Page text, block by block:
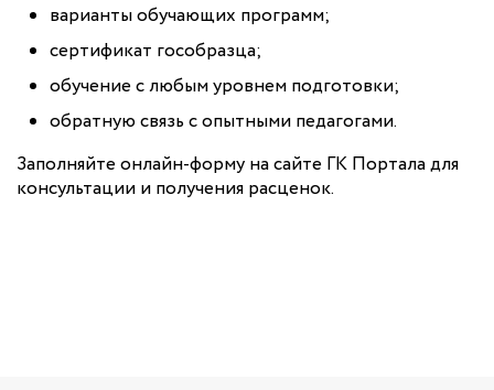
варианты обучающих программ;
сертификат гособразца;
обучение с любым уровнем подготовки;
обратную связь с опытными педагогами.
Заполняйте онлайн-форму на сайте ГК Портала для
консультации и получения расценок.